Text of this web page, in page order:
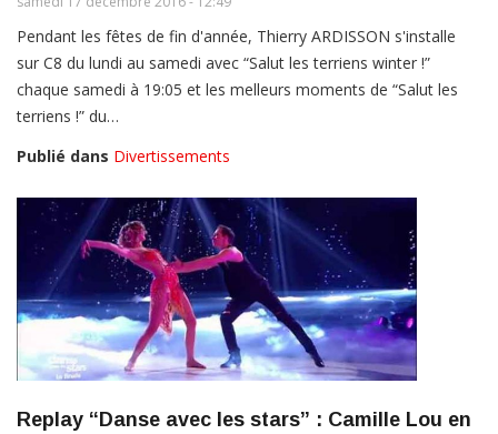
Pendant les fêtes de fin d'année, Thierry ARDISSON s'installe
sur C8 du lundi au samedi avec “Salut les terriens winter !”
chaque samedi à 19:05 et les melleurs moments de “Salut les
terriens !” du…
Publié dans Divertissements
Replay “Danse avec les stars” : Camille Lou en